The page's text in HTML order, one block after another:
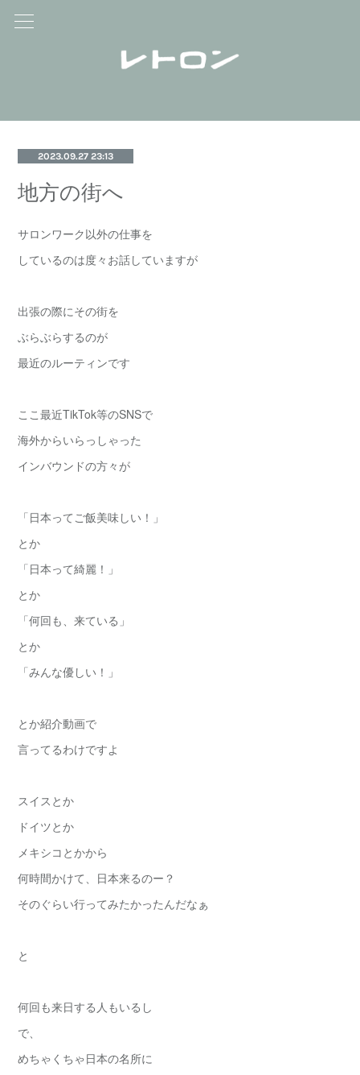
2023.09.27 23:13
地方の街へ
サロンワーク以外の仕事を
しているのは度々お話していますが
出張の際にその街を
ぶらぶらするのが
最近のルーティンです
ここ最近TikTok等のSNSで
海外からいらっしゃった
インバウンドの方々が
「日本ってご飯美味しい！」
とか
「日本って綺麗！」
とか
「何回も、来ている」
とか
「みんな優しい！」
とか紹介動画で
言ってるわけですよ
スイスとか
ドイツとか
メキシコとかから
何時間かけて、日本来るのー？
そのぐらい行ってみたかったんだなぁ
と
何回も来日する人もいるし
で、
めちゃくちゃ日本の名所に